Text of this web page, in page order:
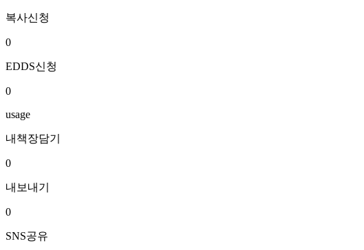
복사신청
0
EDDS신청
0
usage
내책장담기
0
내보내기
0
SNS공유